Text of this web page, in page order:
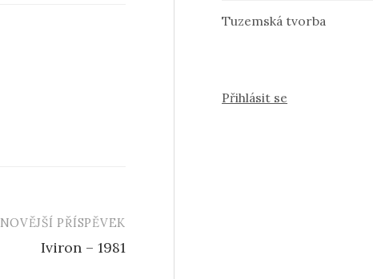
NOVĚJŠÍ PŘÍSPĚVEK
Iviron – 1981
Tuzemská tvorba
Přihlásit se